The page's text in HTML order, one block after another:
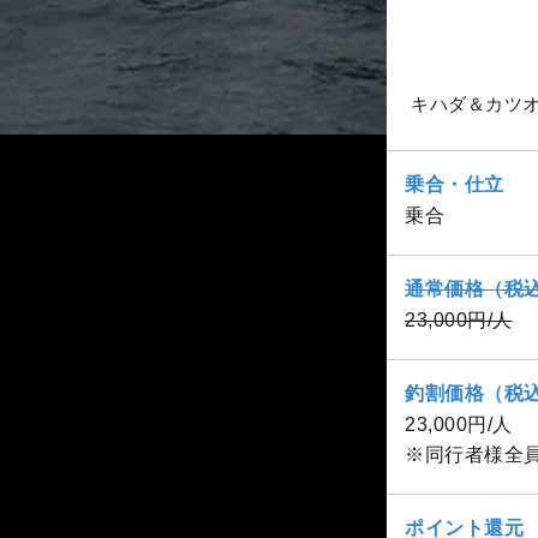
キハダ＆カツ
乗合・仕立
乗合
通常価格（税
23,000円/人
釣割価格（税
23,000円/人
※同行者様全
ポイント還元